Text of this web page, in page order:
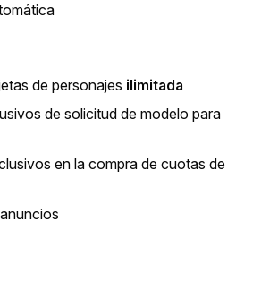
de personajes ilimitada
de solicitud de modelo para
en la compra de cuotas de